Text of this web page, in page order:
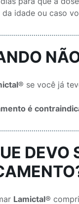
idade ou caso
® se você já
é
DEVO
Lamictal®